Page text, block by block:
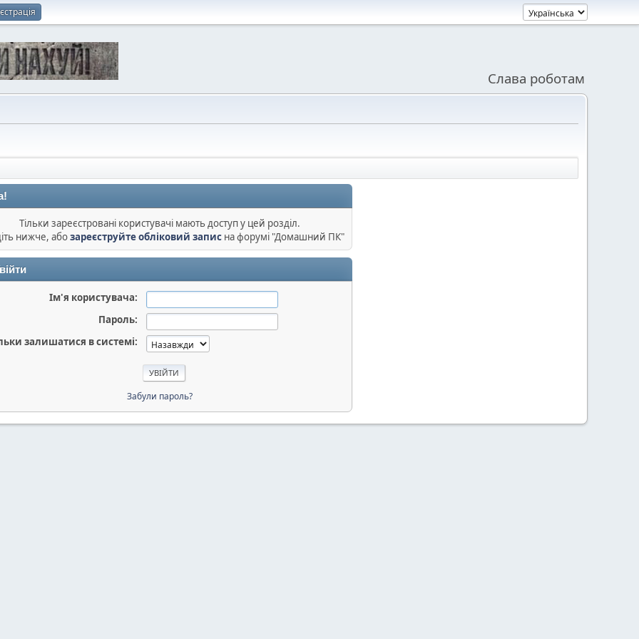
Слава роботам
Тільки зареєстровані користувачі мають доступ у цей розділ.
нижче, абозареєструйте обліковий записна форумі "Домашний ПК"
Ім'я користувача:
Пароль:
залишатися в системі:
Забули пароль?